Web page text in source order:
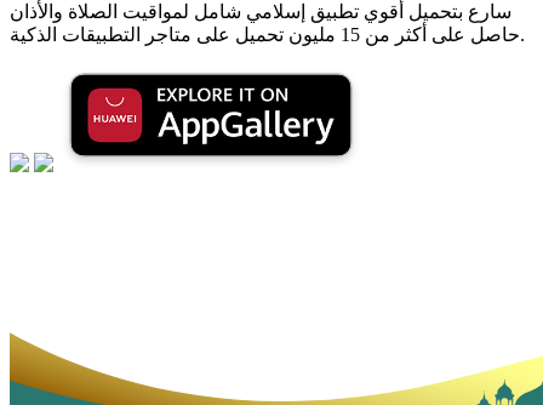
سارع بتحميل أقوي تطبيق إسلامي شامل لمواقيت الصلاة والأذان
حاصل على أكثر من 15 مليون تحميل على متاجر التطبيقات الذكية.